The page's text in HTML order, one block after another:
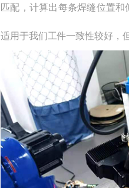
匹配，计算出每条焊缝位置和
适用于我们工件一致性较好，